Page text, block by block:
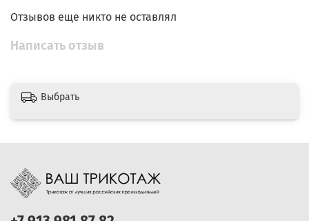
Отзывов еще никто не оставлял
Написать отзыв
Выбрать